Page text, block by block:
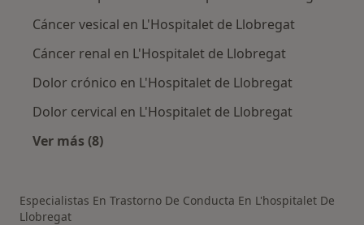
Cáncer vesical en L'Hospitalet de Llobregat
Cáncer renal en L'Hospitalet de Llobregat
Dolor crónico en L'Hospitalet de Llobregat
Dolor cervical en L'Hospitalet de Llobregat
Ver más (8)
Especialistas En Trastorno De Conducta En L'hospitalet De
Llobregat